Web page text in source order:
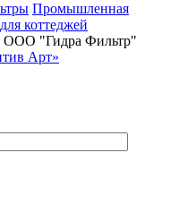
Промышленная
коттеджей
ООО "Гидра Фильтр"
Арт»